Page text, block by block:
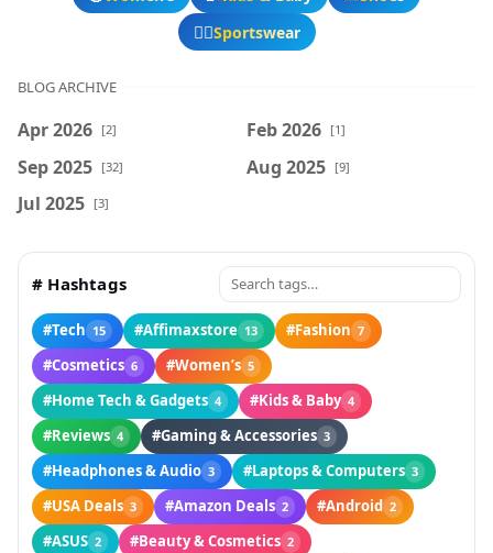
🏃‍♂️Sportswear
BLOG ARCHIVE
Apr 2026 [2] Feb 2026 [1]
Sep 2025 [32] Aug 2025 [9]
Jul 2025 [3]
# Hashtags
#Tech 15 #Affimaxstore 13 #Fashion 7
#Cosmetics 6 #Women’s 5
#Home Tech & Gadgets 4 #Kids & Baby 4
#Reviews 4 #Gaming & Accessories 3
#Headphones & Audio 3 #Laptops & Computers 3
#USA Deals 3 #Amazon Deals 2 #Android 2
#ASUS 2 #Beauty & Cosmetics 2